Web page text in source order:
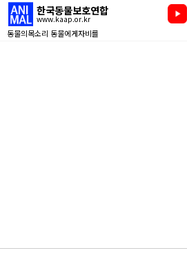
한국동물보호연합
www.kaap.or.kr
동물의목소리 동물에게자비를